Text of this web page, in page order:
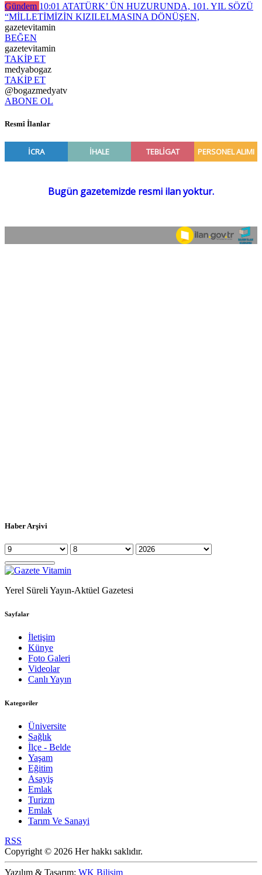
Gündem 10:01 ATATÜRK’ ÜN HUZURUNDA, 101. YIL SÖZÜ
“MİLLETİMİZİN KIZILELMASINA DÖNÜŞEN,
gazetevitamin
BEĞEN
gazetevitamin
TAKİP ET
medyabogaz
TAKİP ET
@bogazmedyatv
ABONE OL
Resmî İlanlar
Haber Arşivi
Yerel Süreli Yayın-Aktüel Gazetesi
Sayfalar
İletişim
Künye
Foto Galeri
Videolar
Canlı Yayın
Kategoriler
Üniversite
Sağlık
İlçe - Belde
Yaşam
Eğitim
Asayiş
Emlak
Turizm
Emlak
Tarım Ve Sanayi
RSS
Copyright © 2026 Her hakkı saklıdır.
Yazılım & Tasarım: WK Bilişim